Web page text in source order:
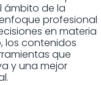
ámbito de la
profesional
en materia
los contenidos
que
y una mejor